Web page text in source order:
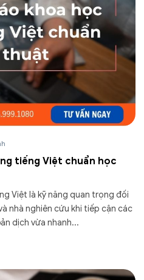
tiếng Việt chuẩn học
Việt là kỹ năng quan trọng đối
nhà nghiên cứu khi tiếp cận các
dịch vừa nhanh...